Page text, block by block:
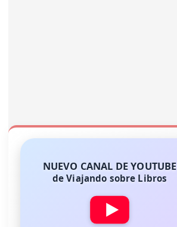
NUEVO CANAL DE YOUTUBE
de Viajando sobre Libros